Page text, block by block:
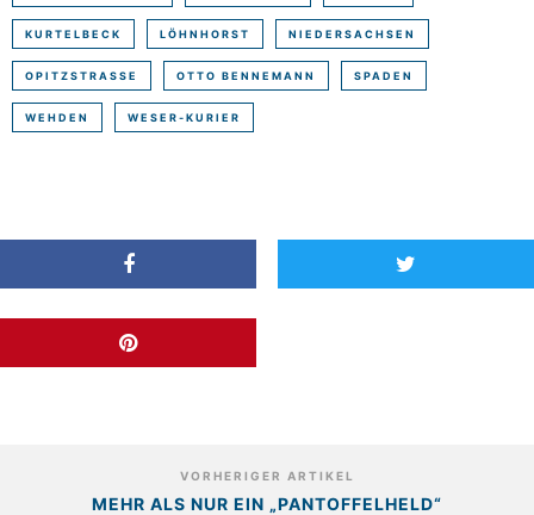
KURTELBECK LÖHNHORST NIEDERSACHSEN
OPITZSTRASSE OTTO BENNEMANN SPADEN
WEHDEN WESER-KURIER
VORHERIGER ARTIKEL
MEHR ALS NUR EIN „PANTOFFELHELD“